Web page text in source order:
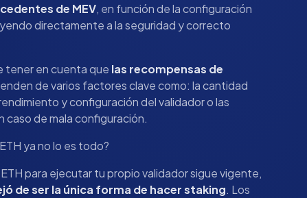
de MEV, en función de la configuración
directamente a la seguridad y correcto
tener en cuenta que las recompensas de
de varios factores clave como: la cantidad
y configuración del validador o las
caso de mala configuración.
ya no lo es todo?
para ejecutar tu propio validador sigue vigente,
de ser la única forma de hacer staking. Los